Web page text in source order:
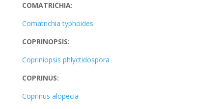
COMATRICHIA:
Comatrichia typhoides
COPRINOPSIS:
Copriniopsis phlyctidospora
COPRINUS:
Coprinus alopecia